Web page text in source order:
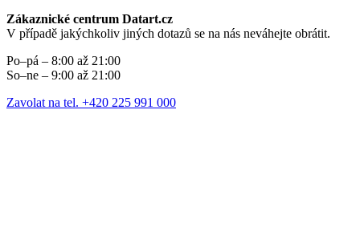
Zákaznické centrum Datart.cz
V případě jakýchkoliv jiných dotazů se na nás neváhejte obrátit.
Po–pá – 8:00 až 21:00
So–ne – 9:00 až 21:00
Zavolat na tel. +420 225 991 000